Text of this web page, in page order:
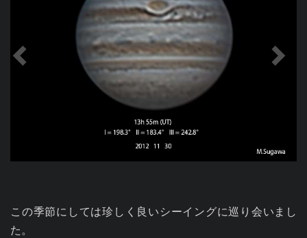
この季節にしては珍しく良いシーイングに巡り会いまし
た。